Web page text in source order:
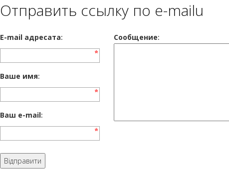
Отправить ссылку по e-mailu
E-mail адресата: Сообщение:
Ваше имя:
Ваш e-mail: